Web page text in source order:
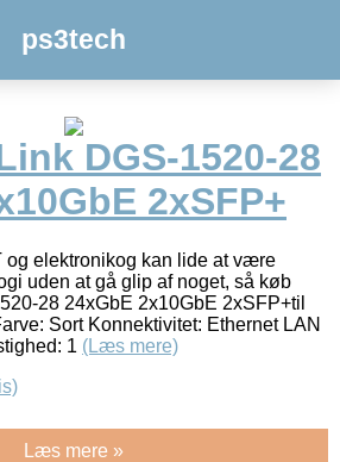
ps3tech
DGS-1520-28
2xSFP+
og elektronikog kan lide at være
uden at gå glip af noget, så køb
28 24xGbE 2x10GbE 2xSFP+til
Sort Konnektivitet: Ethernet LAN
1 (Læs mere)
Læs mere »